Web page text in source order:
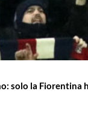
solo la Fiorentina